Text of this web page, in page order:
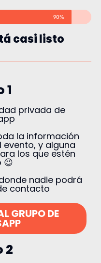
90%
casi listo
1
privada de
la información
y alguna
los que estén
😉
nadie podrá
contacto
GRUPO DE
2